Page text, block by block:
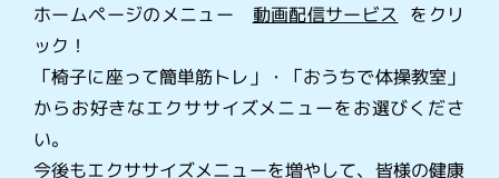
ホームページのメニュー動画配信サービス をクリ
ック！
「椅子に座って簡単筋トレ」・「おうちで体操教室」
からお好きなエクササイズメニューをお選びくださ
い。
今後もエクササイズメニューを増やして、皆様の健康